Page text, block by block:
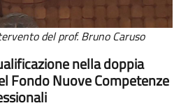
del prof. Bruno Caruso
nella doppia
Fondo Nuove Competenze